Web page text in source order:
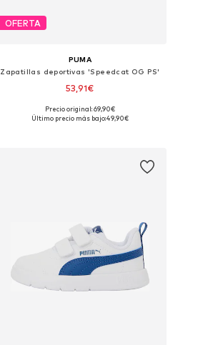
OFERTA
PUMA
Zapatillas deportivas 'Speedcat OG PS'
53,91€
Disponible en muchas tallas
Precio original: 69,90€
Último precio más bajo:49,90€